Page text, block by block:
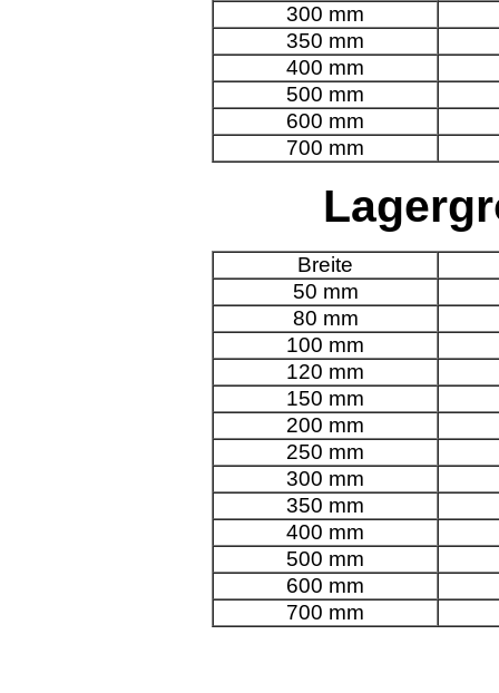
300 mm
350 mm
400 mm
500 mm
600 mm
700 mm
Breite
50 mm
80 mm
100 mm
120 mm
150 mm
200 mm
250 mm
300 mm
350 mm
400 mm
500 mm
600 mm
700 mm